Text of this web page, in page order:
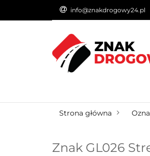
info@znakdrogowy24.pl
Strona główna
Znak GL026